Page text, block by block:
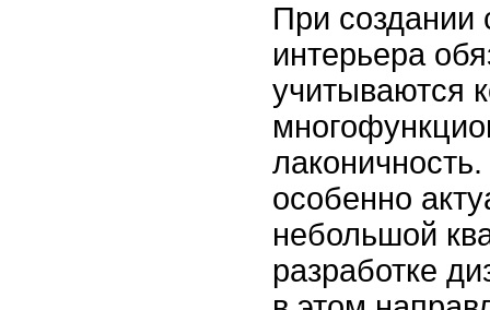
При создании
интерьера
учитываются
особенно
небольшой
разработке